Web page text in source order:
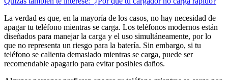
La verdad es que, en la mayoría de los casos, no hay necesidad de
apagar tu teléfono mientras se carga. Los teléfonos modernos están
diseñados para manejar la carga y el uso simultáneamente, por lo
que no representa un riesgo para la batería. Sin embargo, si tu
teléfono se calienta demasiado mientras se carga, puede ser
recomendable apagarlo para evitar posibles daños.